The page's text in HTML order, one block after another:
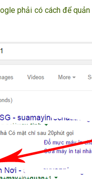
phải có cách để